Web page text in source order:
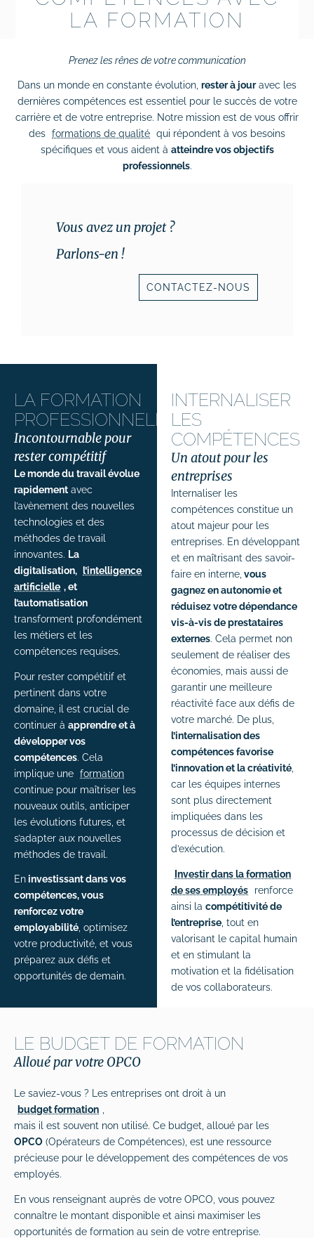
# Dépannage & maintenance de sites
Acquisition & fidélisation
# Référencement naturel (SEO)
# Référencement payant (SEA)
# Community management (SMO)
# Emailing
Création graphique
# Graphisme print
Formations
# Formation SEO (référencement naturel)
# Formation SEA (Google Ads)
# Formation SMO (community management)
# Formation SMA (publicités réseaux
sociaux)
# Formation newsletter & emailing
# Formation gestion de sites internet
# Formations logiciels bureautique
# Formation Photoshop
# Formation Intelligence Artificielle
LA FORMATION
Prenez les rênes de votre communication
Dans un monde en constante évolution, rester à jouravec les
dernières compétences est essentiel pour le succès de votre
carrière et de votre entreprise. Notre mission est de vous offrir
des formations de qualité qui répondent à vos besoins
spécifiques et vous aident à atteindre vos objectifs
professionnels.
Vous avez un projet ?
Parlons-en !
CONTACTEZ-NOUS
LA FORMATION
PROFESSIONNELLE
Incontournable pour
rester compétitif
Le monde du travail évolue
rapidement avec
l’avènement des nouvelles
technologies et des
méthodes de travail
innovantes. La
digitalisation,
l’intelligence
artificielle , et
l’automatisation
transforment profondément
les métiers et les
compétences requises.
Pour rester compétitif et
pertinent dans votre
domaine, il est crucial de
continuer à apprendre et à
développer vos
compétences. Cela
implique une formation
continue pour maîtriser les
nouveaux outils, anticiper
les évolutions futures, et
s’adapter aux nouvelles
méthodes de travail.
Eninvestissant dans vos
compétences, vous
renforcez votre
employabilité , optimisez
votre productivité, et vous
préparez aux défis et
opportunités de demain.
INTERNALISER
LES
COMPÉTENCES
Un atout pour les
entreprises
Internaliser les
compétences constitue un
atout majeur pour les
entreprises. En développant
et en maîtrisant des savoir-
faire en interne, vous
gagnez en autonomie et
réduisez votre dépendance
vis-à-vis de prestataires
externes. Cela permet non
seulement de réaliser des
économies, mais aussi de
garantir une meilleure
réactivité face aux défis de
votre marché. De plus,
l’internalisation des
compétences favorise
l’innovation et la créativité
car les équipes internes
sont plus directement
impliquées dans les
processus de décision et
d’exécution.
Investir dans la formation
de ses employés
renforce
ainsi la compétitivité de
l’entreprise , tout en
valorisant le capital humain
et en stimulant la
motivation et la fidélisation
de vos collaborateurs.
LE BUDGET DE FORMATION
Alloué par votre OPCO
Le saviez-vous ? Les entreprises ont droit à un
budget formation
mais il est souvent non utilisé. Ce budget, alloué par les
OPCO (Opérateurs de Compétences), est une ressource
précieuse pour le développement des compétences de vos
employés.
En vous renseignant auprès de votre OPCO, vous pouvez
connaître le montant disponible et ainsi maximiser les
opportunités de formation au sein de votre entreprise.